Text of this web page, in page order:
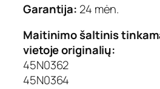
e
š
i
o
j
a
Garantija: 24 mėn.
Maitinimo šaltinis
vietoje originalių:
45N0362
45N0364